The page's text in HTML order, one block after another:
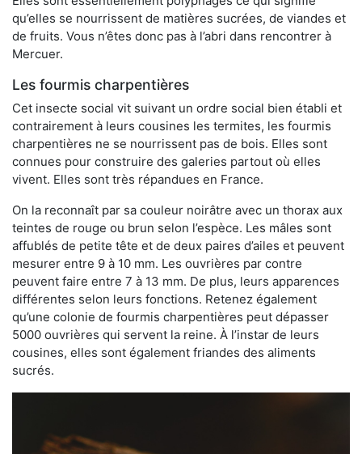
qu’elles se nourrissent de matières sucrées, de viandes et
de fruits. Vous n’êtes donc pas à l’abri dans rencontrer à
Mercuer.
Les fourmis charpentières
Cet insecte social vit suivant un ordre social bien établi et
contrairement à leurs cousines les termites, les fourmis
charpentières ne se nourrissent pas de bois. Elles sont
connues pour construire des galeries partout où elles
vivent. Elles sont très répandues en France.
On la reconnaît par sa couleur noirâtre avec un thorax aux
teintes de rouge ou brun selon l’espèce. Les mâles sont
affublés de petite tête et de deux paires d’ailes et peuvent
mesurer entre 9 à 10 mm. Les ouvrières par contre
peuvent faire entre 7 à 13 mm. De plus, leurs apparences
différentes selon leurs fonctions. Retenez également
qu’une colonie de fourmis charpentières peut dépasser
5000 ouvrières qui servent la reine. À l’instar de leurs
cousines, elles sont également friandes des aliments
sucrés.